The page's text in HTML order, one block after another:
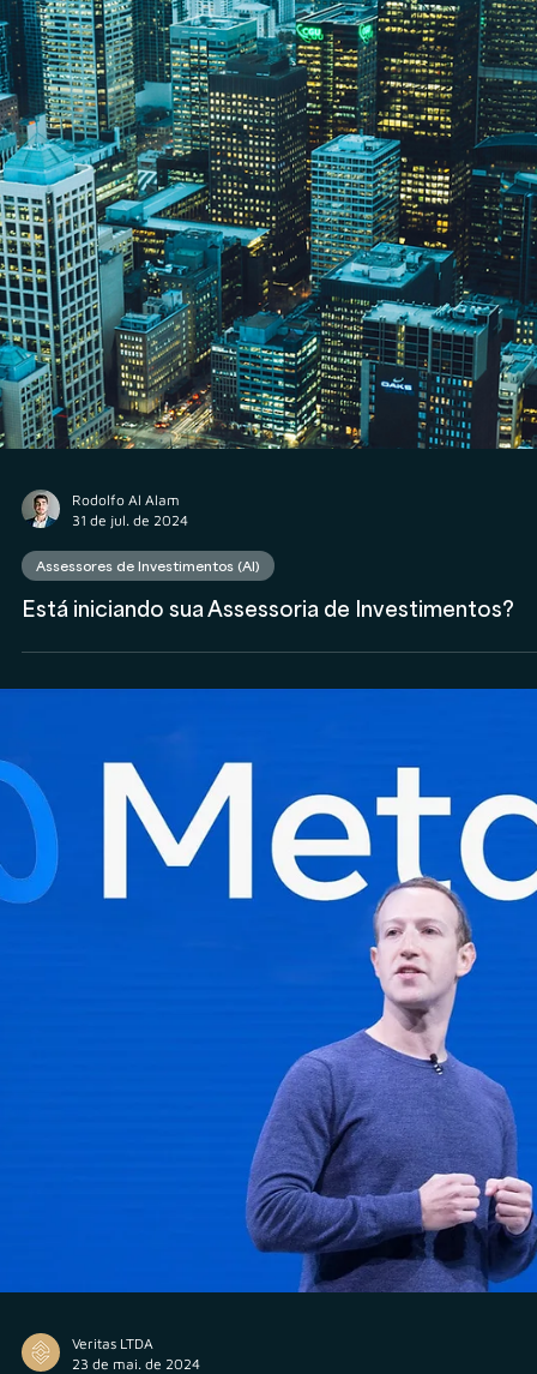
Veritas LTDA
26 de nov. de 2024
Propriedade Intelectual
Quais as vantagens de registrar sua marca?
Quais são os principais passos para proteger sua
marca ao estruturar uma consultoria ou